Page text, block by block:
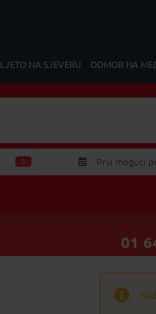
LJETO NA SJEVERU ODMOR NA
0 Prvi mogući
12
01